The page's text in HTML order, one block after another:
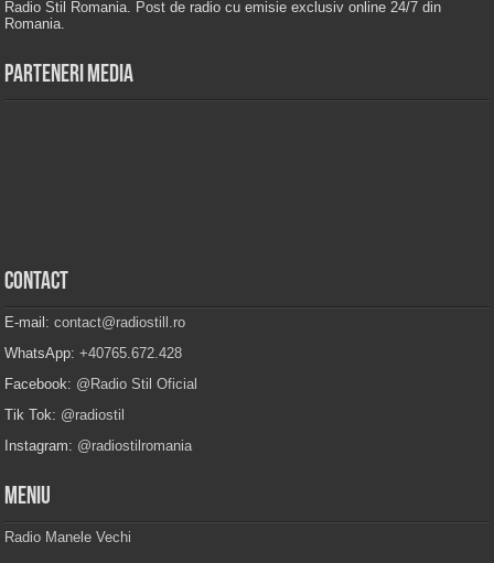
Radio Stil Romania. Post de radio cu emisie exclusiv online 24/7 din
Romania.
Parteneri Media
Contact
E-mail:contact@radiostill.ro
WhatsApp:+40765.672.428
Facebook: @Radio Stil Oficial
Tik Tok: @radiostil
Instagram: @radiostilromania
Meniu
Radio Manele Vechi